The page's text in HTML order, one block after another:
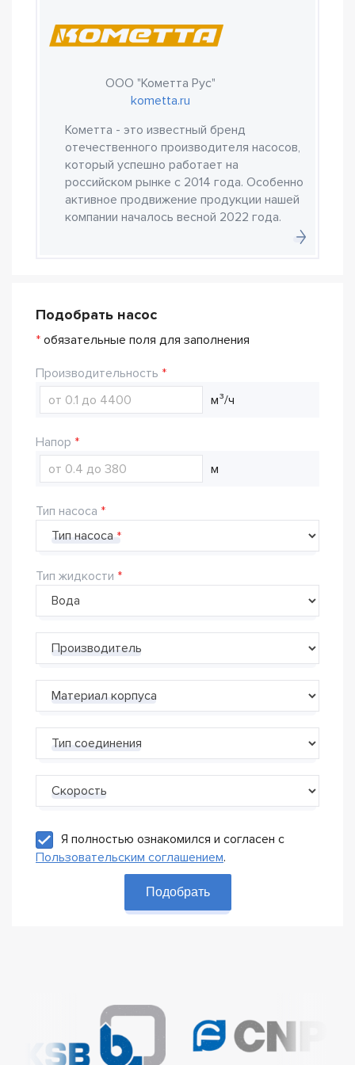
ООО "Кометта Рус"
kometta.ru
Кометта - это известный бренд
отечественного производителя насосов,
который успешно работает на
российском рынке с 2014 года. Особенно
активное продвижение продукции нашей
компании началось весной 2022 года.
Подобрать насос
* обязательные поля для заполнения
Производительность
м³/ч
Напор
м
Тип насоса
Тип насоса
Тип жидкости
Производитель
Материал корпуса
Тип соединения
Скорость
Я полностью ознакомился и согласен с
Пользовательским соглашением.
Подобрать